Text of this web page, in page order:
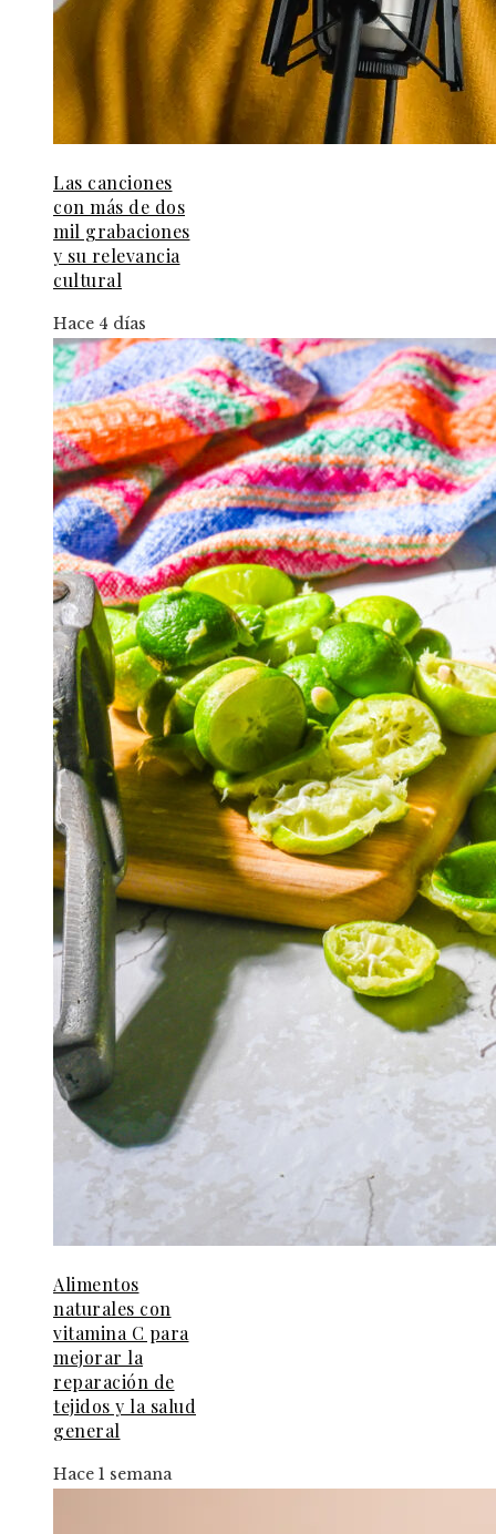
Las canciones
con más de dos
mil grabaciones
y su relevancia
cultural
Hace 4 días
Alimentos
naturales con
vitamina C para
mejorar la
reparación de
tejidos y la salud
general
Hace 1 semana